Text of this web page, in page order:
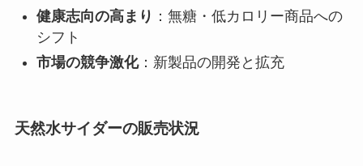
健康志向の高まり ：無糖・低カロリー商品への
シフト
市場の競争激化：新製品の開発と拡充
天然水サイダーの販売状況